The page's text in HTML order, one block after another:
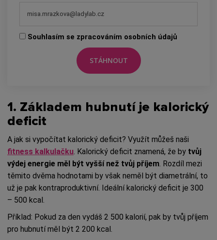
Souhlasím se zpracováním osobních údajů
1. Základem hubnutí je kalorický
deficit
A jak si vypočítat kalorický deficit? Využít můžeš naši
fitness kalkulačku . Kalorický deficit znamená, že by tvůj
výdej energie měl být vyšší než tvůj příjem . Rozdíl mezi
těmito dvěma hodnotami by však neměl být diametrální, to
už je pak kontraproduktivní. Ideální kalorický deficit je 300
– 500 kcal.
Příklad: Pokud za den vydáš 2 500 kalorií, pak by tvůj příjem
pro hubnutí měl být 2 200 kcal.